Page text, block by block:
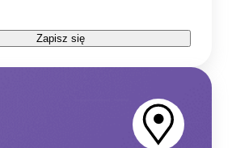
Zapisz się